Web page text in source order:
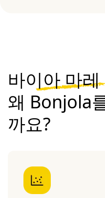
바이아 마
왜 Bonjola
까요?